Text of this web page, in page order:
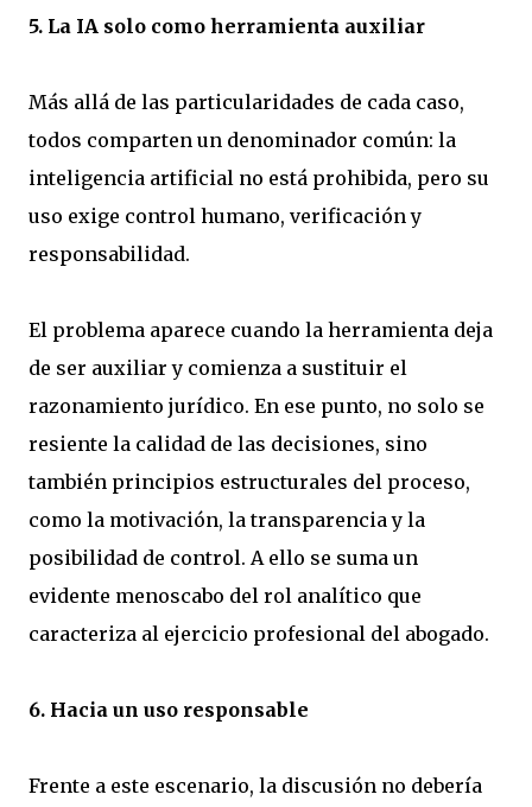
5. La IA solo como herramienta auxiliar
Más allá de las particularidades de cada caso,
todos comparten un denominador común: la
inteligencia artificial no está prohibida, pero su
uso exige control humano, verificación y
responsabilidad.
El problema aparece cuando la herramienta deja
de ser auxiliar y comienza a sustituir el
razonamiento jurídico. En ese punto, no solo se
resiente la calidad de las decisiones, sino
también principios estructurales del proceso,
como la motivación, la transparencia y la
posibilidad de control. A ello se suma un
evidente menoscabo del rol analítico que
caracteriza al ejercicio profesional del abogado.
6. Hacia un uso responsable
Frente a este escenario, la discusión no debería